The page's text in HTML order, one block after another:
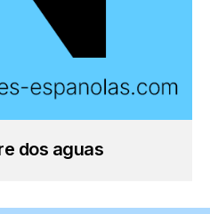
dos aguas